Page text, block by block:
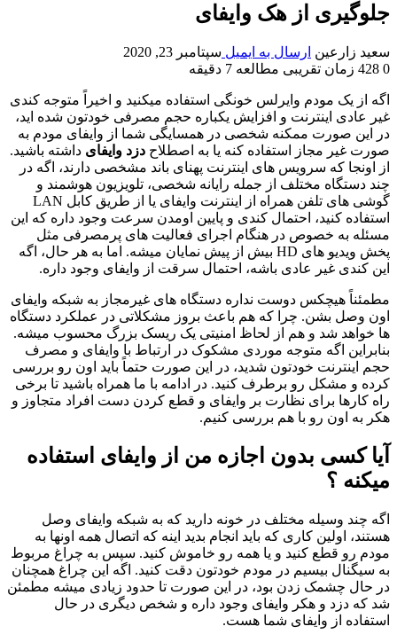
جلوگیری از هک وایفای
سعید زارعین ارسال به ایمیل سپتامبر 23, 2020
0
زمان تقریبی مطالعه 7 دقیقه
اگه از یک مودم وایرلس خونگی استفاده میکنید و اخیراً متوجه کندی
غیر عادی اینترنت و افزایش یکباره حجم مصرفی خودتون شده اید،
در این صورت ممکنه شخصی در همسایگی شما از وایفای مودم به
صورت غیر مجاز استفاده کنه یا به اصطلاح دزد وایفای داشته باشید.
از اونجا که سرویس های اینترنت پهنای باند مشخصی دارند، اگه در
چند دستگاه مختلف از جمله رایانه شخصی، تلویزیون هوشمند و
گوشی های تلفن همراه از اینترنت وایفای یا از طریق کابل LAN
استفاده کنید، احتمال کندی و پایین اومدن سرعت وجود داره که این
مسئله به خصوص در هنگام اجرای فعالیت های پرمصرفی مثل
پخش ویدیو های HD بیش از پیش نمایان میشه. اما به هر حال، اگه
این کندی غیر عادی باشه، احتمال سرقت از وایفای وجود داره.
مطمئناً هیچکس دوست نداره دستگاه های غیرمجاز به شبکه وایفای
اون وصل بشن. چرا که هم باعث بروز مشکلاتی در عملکرد دستگاه
ها خواهد شد و هم از لحاظ امنیتی یک ریسک بزرگ محسوب میشه.
بنابراین اگه متوجه موردی مشکوک در ارتباط با وایفای و مصرف
حجم اینترنت خودتون شدید، در این صورت حتماً باید اون رو بررسی
کرده و مشکل رو برطرف کنید. در ادامه با ما همراه باشید تا برخی
راه‌ کارها برای نظارت بر وایفای و قطع کردن دست افراد متجاوز و
هکر به اون رو با هم بررسی کنیم.
آیا کسی بدون اجازه من از وایفای استفاده
میکنه ؟
اگه چند وسیله مختلف در خونه دارید که به شبکه وایفای وصل
هستند، اولین کاری که باید انجام بدید اینه که اتصال همه اونها به
مودم رو قطع کنید و یا همه رو خاموش کنید. سپس به چراغ مربوط
به سیگنال بیسیم در مودم خودتون دقت کنید. اگه این چراغ همچنان
در حال چشمک زدن بود، در این صورت تا حدود زیادی میشه مطمئن
شد که دزد و هکر وایفای وجود داره و شخص دیگری در حال
استفاده از وایفای شما هست.